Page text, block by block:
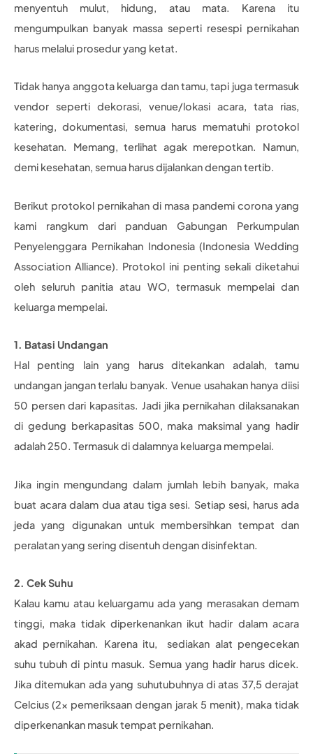
menyentuh mulut, hidung, atau mata. Karena itu
mengumpulkan banyak massa seperti resespi pernikahan
harus melalui prosedur yang ketat.
Tidak hanya anggota keluarga dan tamu, tapi juga termasuk
vendor seperti dekorasi, venue/lokasi acara, tata rias,
katering, dokumentasi, semua harus mematuhi protokol
kesehatan. Memang, terlihat agak merepotkan. Namun,
demi kesehatan, semua harus dijalankan dengan tertib.
Berikut protokol pernikahan di masa pandemi corona yang
kami rangkum dari panduan Gabungan Perkumpulan
Penyelenggara Pernikahan Indonesia (Indonesia Wedding
Association Alliance). Protokol ini penting sekali diketahui
oleh seluruh panitia atau WO, termasuk mempelai dan
keluarga mempelai.
1. Batasi Undangan
Hal penting lain yang harus ditekankan adalah, tamu
undangan jangan terlalu banyak. Venue usahakan hanya diisi
50 persen dari kapasitas. Jadi jika pernikahan dilaksanakan
di gedung berkapasitas 500, maka maksimal yang hadir
adalah 250. Termasuk di dalamnya keluarga mempelai.
Jika ingin mengundang dalam jumlah lebih banyak, maka
buat acara dalam dua atau tiga sesi. Setiap sesi, harus ada
jeda yang digunakan untuk membersihkan tempat dan
peralatan yang sering disentuh dengan disinfektan.
2. Cek Suhu
Kalau kamu atau keluargamu ada yang merasakan demam
tinggi, maka tidak diperkenankan ikut hadir dalam acara
akad pernikahan. Karena itu, sediakan alat pengecekan
suhu tubuh di pintu masuk. Semua yang hadir harus dicek.
Jika ditemukan ada yang suhutubuhnya di atas 37,5 derajat
Celcius (2x pemeriksaan dengan jarak 5 menit), maka tidak
diperkenankan masuk tempat pernikahan.